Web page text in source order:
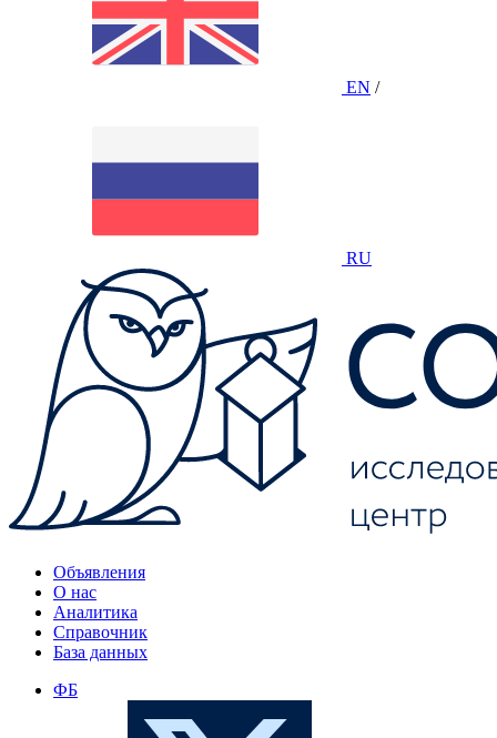
EN /
RU
Объявления
О нас
Аналитика
Справочник
База данных
ФБ